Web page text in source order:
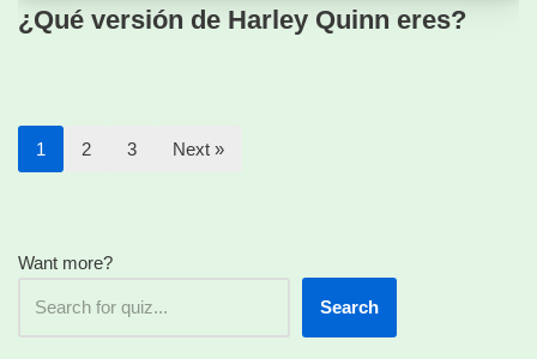
¿Qué versión de Harley Quinn eres?
1 2 3 Next »
Want more?
Search